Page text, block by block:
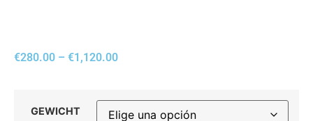
€280.00 – €1,120.00
GEWICHT